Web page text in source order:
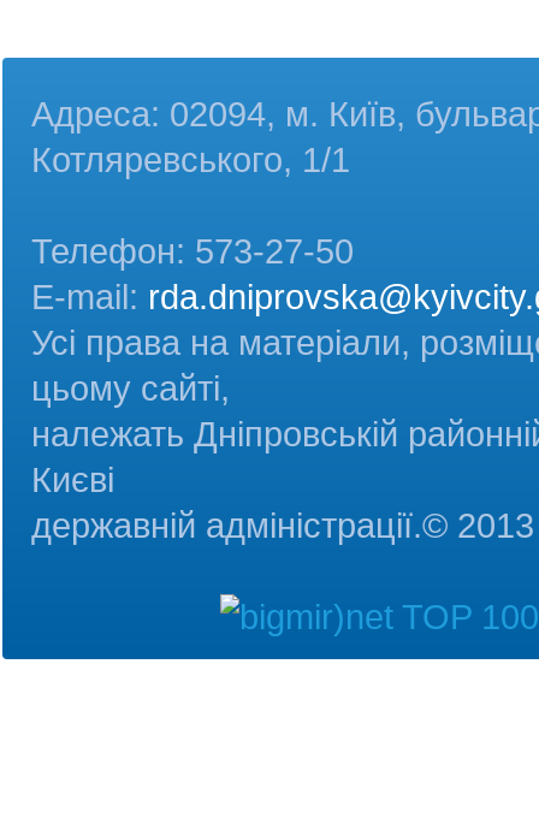
Адреса: 02094, м. Київ,
Котляревського, 1/1
Телефон: 573-27-50
E-mail:
Усі права на матеріали,
цьому сайті,
належать Дніпровській
Києві
державній